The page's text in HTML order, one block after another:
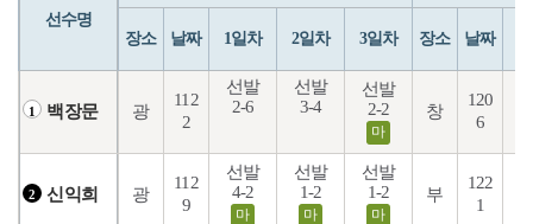
선수명
장소 날짜 1일차 2일차 3일차 장소 날짜
1 백장문 광
112
2
선발
2-6
선발
3-4
선발
2-2
마
창
120
6
2 신익희 광
112
9
선발
4-2
마
선발
1-2
마
선발
1-2
마
부
122
1